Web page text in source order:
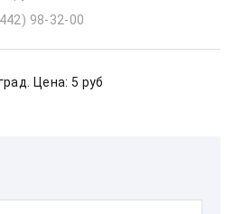
98-32-00
Цена: 5 руб